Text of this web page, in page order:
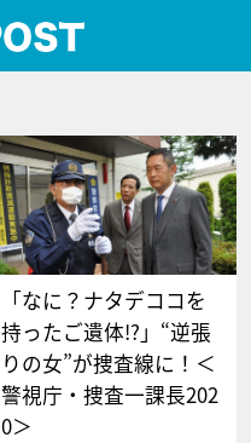
「なに？ナタデココを
持ったご遺体!?」“逆張
りの女”が捜査線に！＜
警視庁・捜査一課長202
0＞